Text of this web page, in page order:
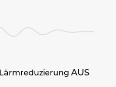
LärmreduzierungAUS